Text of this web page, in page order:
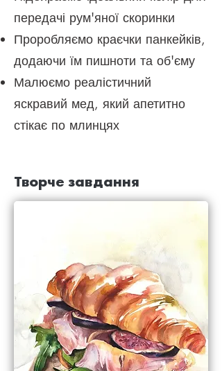
передачі рум'яної скоринки
Проробляємо краєчки панкейків,
додаючи їм пишноти та об'єму
Малюємо реалістичний
яскравий мед, який апетитно
стікає по млинцях
Творче завдання